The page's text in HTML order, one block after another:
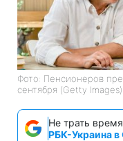
Фото: Пенсионеров
сентября (Getty Images)
Не трать
РБК-Украина в